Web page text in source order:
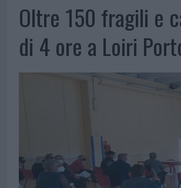
Oltre 150 fragili e
di 4 ore a Loiri